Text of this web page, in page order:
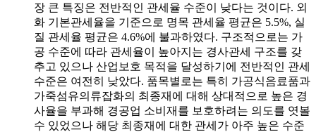
장 큰 특징은 전반적인 관세율 수준이 낮다는 것이다. 외
화 기본관세율을 기준으로 명목 관세율 평균은 5.5%, 실
질 관세율 평균은 4.6%에 불과하였다. 구조적으로는 가
공 수준에 따라 관세율이 높아지는 경사관세 구조를 갖
추고 있으나 산업보호 목적을 달성하기에 전반적인 관세
수준은 여전히 낮았다. 품목별로는 특히 가공식음료품과
가죽섬유의류잡화의 최종재에 대해 상대적으로 높은 경
사율을 부과해 경공업 소비재를 보호하려는 의도를 엿볼
수 있었으나 해당 최종재에 대한 관세가 아주 높은 수준